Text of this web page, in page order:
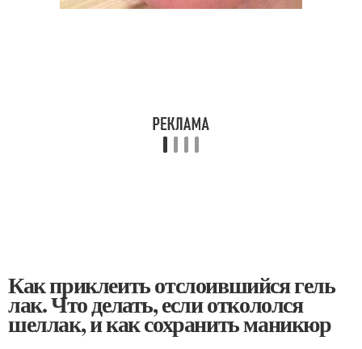
Как приклеить отслоившийся гель
лак. Что делать, если откололся
шеллак, и как сохранить маникюр